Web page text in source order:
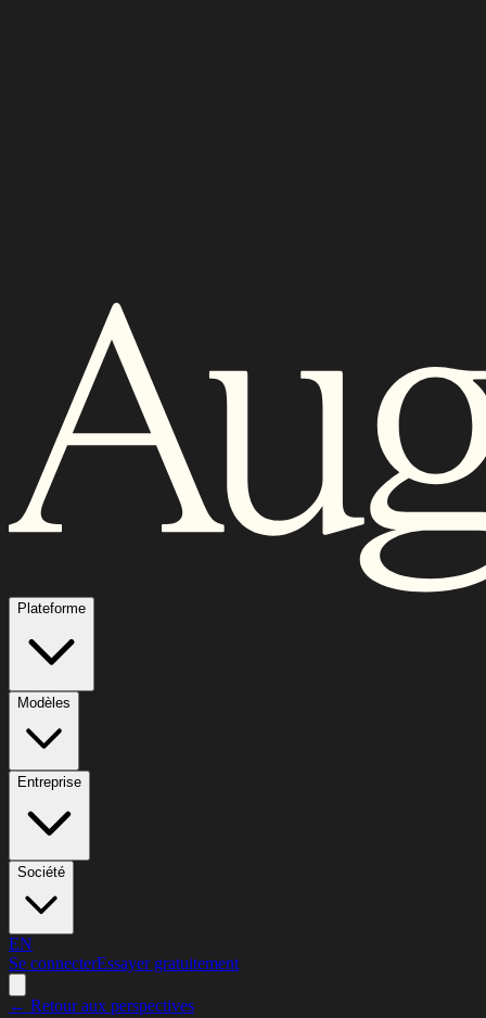
Plateforme
Modèles
Entreprise
Société
EN
Se connecterEssayer gratuitement
← Retour aux perspectives